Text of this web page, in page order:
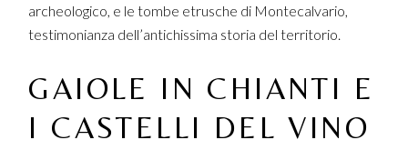
archeologico, e le tombe etrusche di Montecalvario,
testimonianza dell’antichissima storia del territorio.
GAIOLE IN CHIANTI E
I CASTELLI DEL VINO